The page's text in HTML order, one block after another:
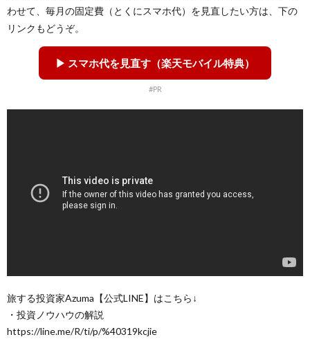
わせて、毎月の固定費（とくにスマホ代）を見直したい方は、下の
リンクもどうぞ。
▶ スマホ代を見直す（楽天モバイル特典）
#PR
旅する投資家Azuma【公式LINE】はこちら↓
・投資ノウハウの解説
https://line.me/R/ti/p/%40319kcjie